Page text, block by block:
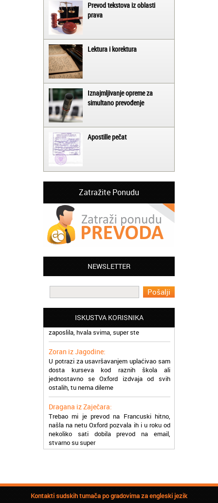
Prevod tekstova iz oblasti
prava
Lektura i korektura
Iznajmljivanje opreme za
simultano prevođenje
Apostille pečat
Zatražite Ponudu
NEWSLETTER
ISKUSTVA KORISNIKA
Jelena iz Niša:
Mogu da pohvalim sve zaposlene u
Akademiji Oxford u Nišu jer su stvarno
zaposlila, hvala svima, super ste
Zoran iz Jagodine:
U potrazi za usavršavanjem uplaćivao sam
dosta kurseva kod raznih škola ali
jednostavno se Oxford izdvaja od svih
ostalih, tu nema dileme
Dragana iz Zaječara:
Trebao mi je prevod na Francuski hitno,
našla na netu Oxford pozvala ih i u roku od
nekoliko sati dobila prevod na email,
stvarno su super
Petar iz Paraćina:
Natasa iz Kraljeva:
Kontakti sudskih tumača po gradovima za engleski jezik